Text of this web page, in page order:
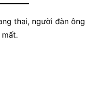
thai, người đàn ông